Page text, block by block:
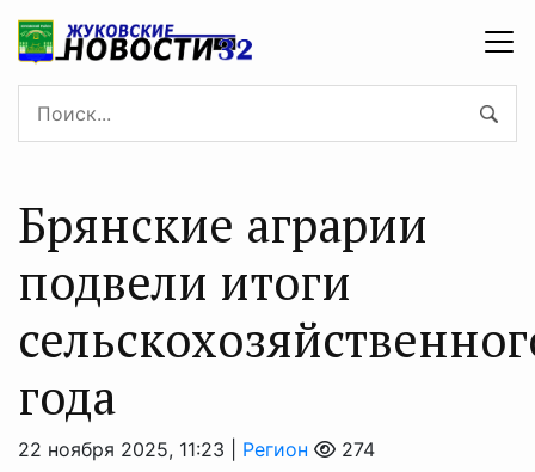
Брянские аграрии
подвели итоги
года
22 ноября 2025, 11:23 | Регион 274